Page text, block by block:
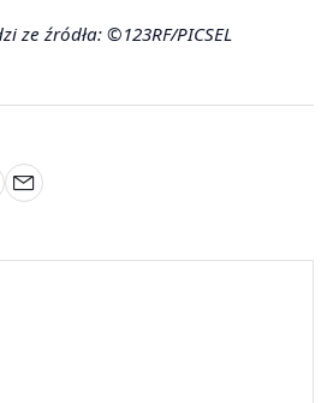
ze źródła: ©123RF/PICSEL